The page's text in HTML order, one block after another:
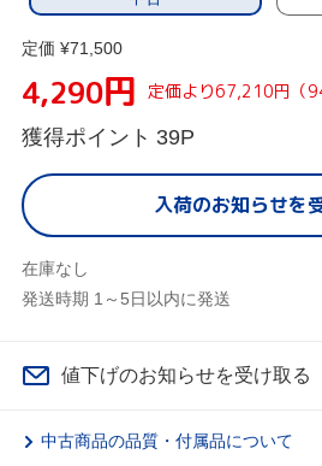
定価 ¥71,500
4,290円 定価より67,210円（
獲得ポイント 39P
入荷のお知らせを
在庫なし
発送時期 1～5日以内に発送
値下げのお知らせを受け取る
中古商品の品質・付属品について